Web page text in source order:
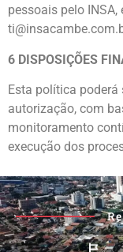
pessoais pelo
6 DISPOSIÇÕES
Esta política poderá
autorização, com
monitoramento
execução dos